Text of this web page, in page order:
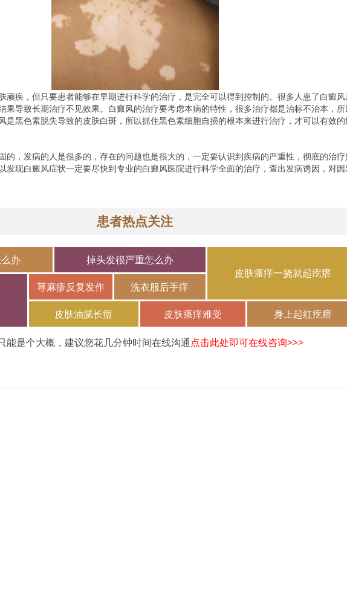
疾，但只要患者能够在早期进行科学的治疗，是完全可以得到控制的。很多人患了白癜风
果导致长期治疗不见效果。白癜风的治疗要考虑本病的特性，很多治疗都是治标不治本，
是黑色素脱失导致的皮肤白斑，所以抓住黑色素细胞自损的根本来进行治疗，才可以有效
，发病的人是很多的，存在的问题也是很大的，一定要认识到疾病的严重性，彻底的治疗
发现白癜风症状一定要尽快到专业的白癜风医院进行科学全面的治疗，查出发病诱因，对因
患者热点关注
办
掉头发很严重怎么办
皮肤瘙痒一挠就起疙瘩
荨麻疹反复发作 洗衣服后手痒
皮肤油腻长痘 皮肤瘙痒难受 身上起红疙瘩
能是个大概，建议您花几分钟时间在线沟通点击此处即可在线咨询>>>